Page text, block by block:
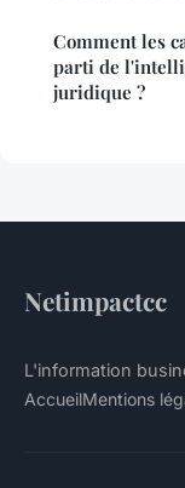
Comment les
parti de
juridique ?
Netimpactcc
L'information
AccueilMentions